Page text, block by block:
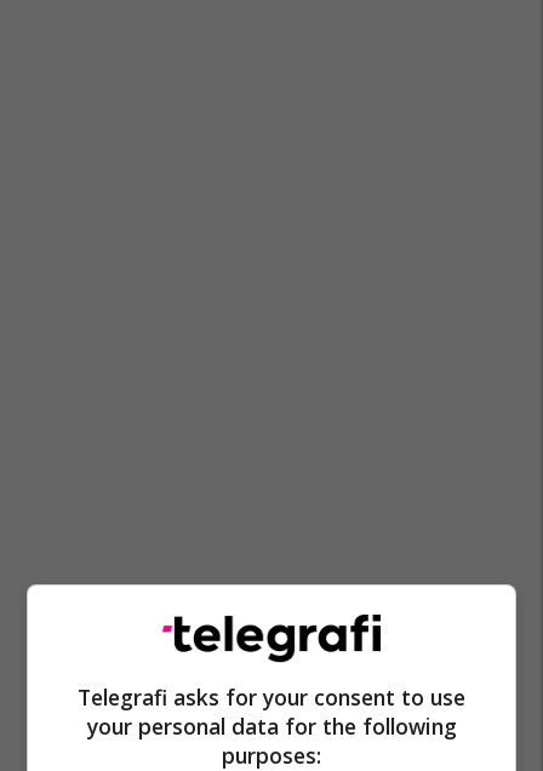
Telegrafi asks for your consent to use
your personal data for the following
purposes: